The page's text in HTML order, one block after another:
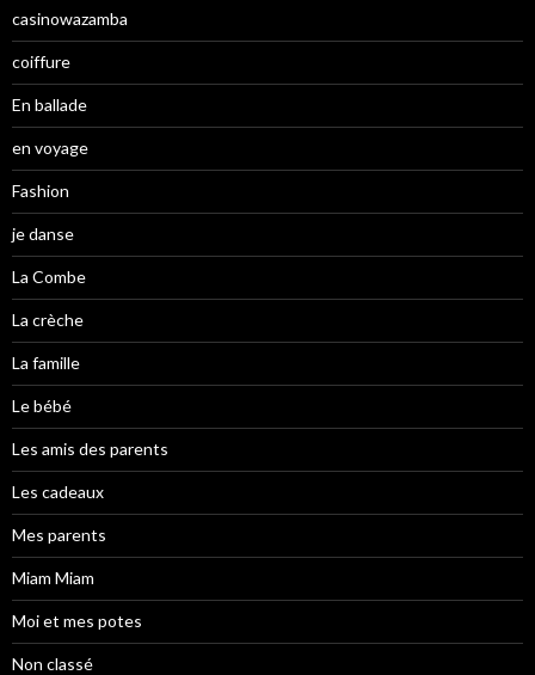
casinowazamba
coiffure
En ballade
en voyage
Fashion
je danse
La Combe
La crèche
La famille
Le bébé
Les amis des parents
Les cadeaux
Mes parents
Miam Miam
Moi et mes potes
Non classé